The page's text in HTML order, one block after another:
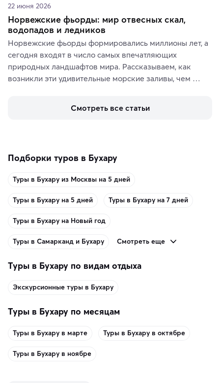
22 июня 2026
Норвежские фьорды: мир отвесных скал,
водопадов и ледников
Норвежские фьорды формировались миллионы лет, а
сегодня входят в число самых впечатляющих
природных ландшафтов мира. Рассказываем, как
возникли эти удивительные морские заливы, чем
включить в маршрут по Норвегии.
Смотреть все статьи
Подборки туров в Бухару
Туры в Бухару из Москвы на 5 дней
Туры в Бухару на 5 дней Туры в Бухару на 7 дней
Туры в Бухару на Новый год
Туры в Самарканд и Бухару Смотреть еще
Туры в Бухару по видам отдыха
Экскурсионные туры в Бухару
Туры в Бухару по месяцам
Туры в Бухару в марте Туры в Бухару в октябре
Туры в Бухару в ноябре